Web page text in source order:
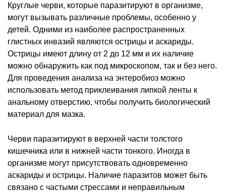
Круглые черви, которые паразитируют в организме,
могут вызывать различные проблемы, особенно у
детей. Одними из наиболее распространенных
глистных инвазий являются острицы и аскариды.
Острицы имеют длину от 2 до 12 мм и их наличие
можно обнаружить как под микроскопом, так и без него.
Для проведения анализа на энтеробиоз можно
использовать метод приклеивания липкой ленты к
анальному отверстию, чтобы получить биологический
материал для мазка.
Черви паразитируют в верхней части толстого
кишечника или в нижней части тонкого. Иногда в
организме могут присутствовать одновременно
аскариды и острицы. Наличие паразитов может быть
связано с частыми стрессами и неправильным